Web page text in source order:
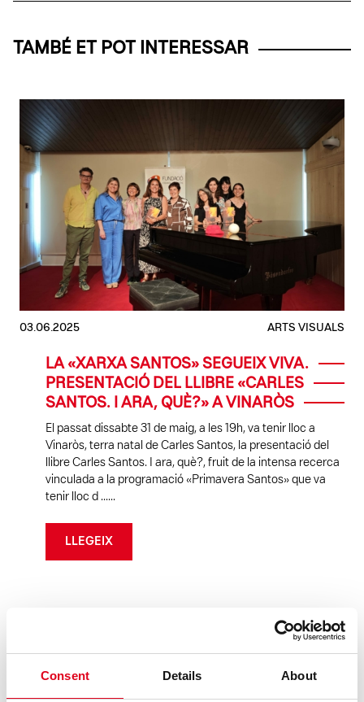
Consent Details About
TAMBÉ ET POT INTERESSAR
03.06.2025 ARTS VISUALS
LA «XARXA SANTOS» SEGUEIX VIVA.
PRESENTACIÓ DEL LLIBRE «CARLES
SANTOS. I ARA, QUÈ?» A VINARÒS
El passat dissabte 31 de maig, a les 19h, va tenir lloc a
Vinaròs, terra natal de Carles Santos, la presentació del
llibre Carles Santos. I ara, què?, fruit de la intensa recerca
vinculada a la programació «Primavera Santos» que va
tenir lloc d ......
LLEGEIX